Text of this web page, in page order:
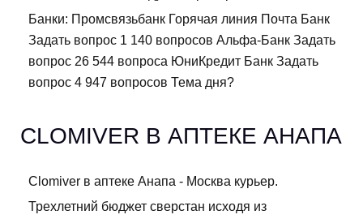
Банки: Промсвязьбанк Горячая линия Почта Банк
Задать вопрос 1 140 вопросов Альфа-Банк Задать
вопрос 26 544 вопроса ЮниКредит Банк Задать
вопрос 4 947 вопросов Тема дня?
CLOMIVER В АПТЕКЕ АНАПА
Clomiver в аптеке Анапа - Москва курьер.
Трехлетний бюджет сверстан исходя из